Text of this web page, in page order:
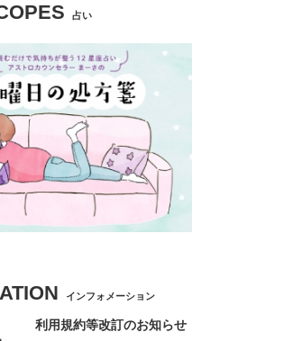
占い
インフォメーション
利用規約等改訂のお知らせ